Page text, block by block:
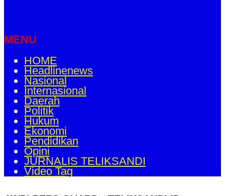
MENU
HOME
Headlinenews
Nasional
Internasional
Daerah
Politik
Hukum
Ekonomi
Pendidikan
Opini
JURNALIS TELIKSANDI
Video Tag